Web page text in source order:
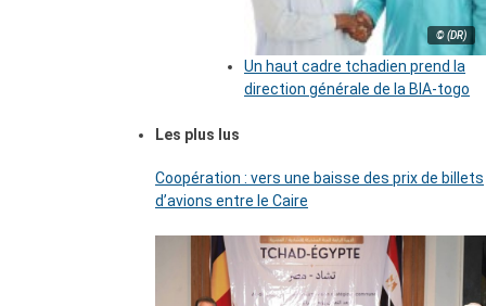
© (DR)
Un haut cadre tchadien prend la
direction générale de la BIA-togo
Les plus lus
Coopération : vers une baisse des prix de billets
d’avions entre le Caire